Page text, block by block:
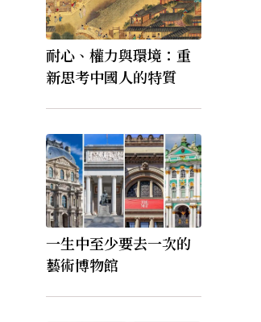
耐心、權力與環境：重
新思考中國人的特質
一生中至少要去一次的
藝術博物館